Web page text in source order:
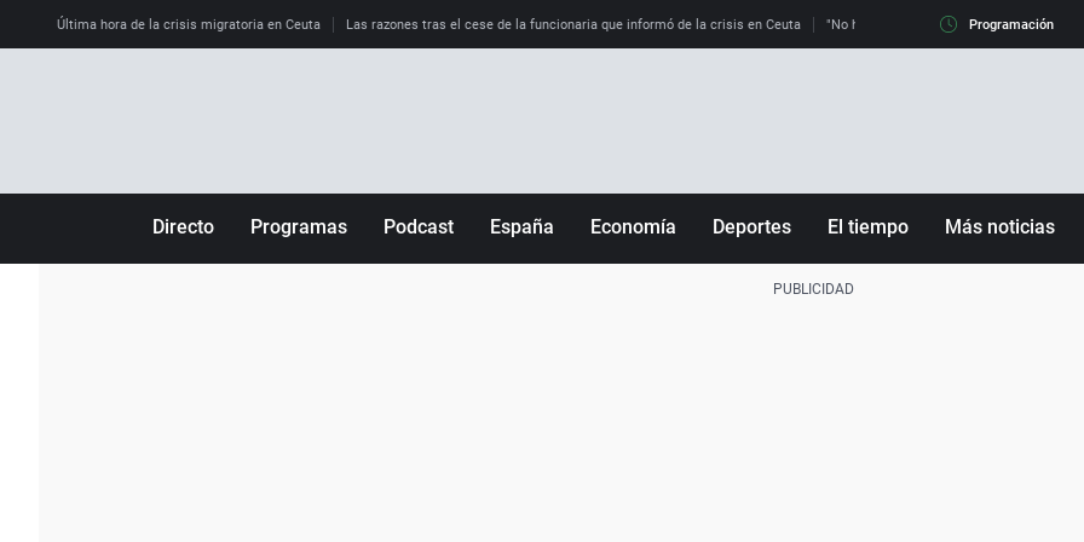
Última hora de la crisis migratoria en Ceuta Las razones tras el cese de la funcionaria que informó de la crisis en Ceuta "No hay mafias, que no nos engañen":
Programación
Directo Programas Podcast España Economía Deportes El tiempo Más noticias